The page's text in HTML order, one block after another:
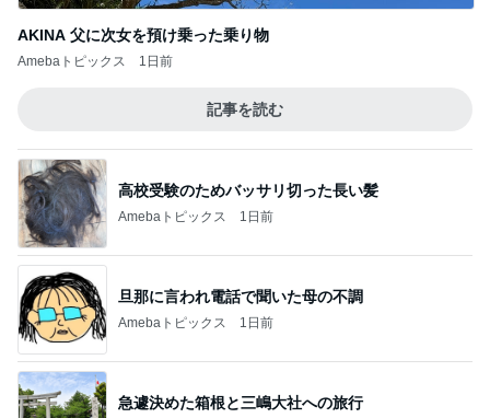
AKINA 父に次女を預け乗った乗り物
Amebaトピックス 1日前
記事を読む
高校受験のためバッサリ切った長い髪
Amebaトピックス 1日前
旦那に言われ電話で聞いた母の不調
Amebaトピックス 1日前
急遽決めた箱根と三嶋大社への旅行